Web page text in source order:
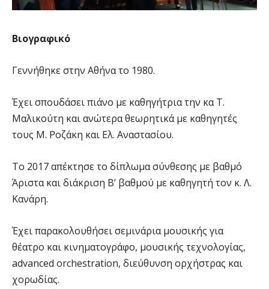
Βιογραφικό
Γεννήθηκε στην Αθήνα το 1980.
Έχει σπουδάσει πιάνο με καθηγήτρια την κα Τ.
Μαλικούτη και ανώτερα θεωρητικά με καθηγητές
τους Μ. Ροζάκη και Ελ. Αναστασίου.
Το 2017 απέκτησε το δίπλωμα σύνθεσης με βαθμό
Άριστα και διάκριση Β’ βαθμού με καθηγητή τον κ. Λ.
Κανάρη.
Έχει παρακολουθήσει σεμινάρια μουσικής για
θέατρο και κινηματογράφο, μουσικής τεχνολογίας,
advanced orchestration, διεύθυνση ορχήστρας και
χορωδίας.